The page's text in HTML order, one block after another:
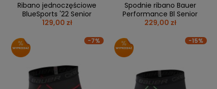
Ribano jednoczęściowe
BlueSports '22 Senior
129,00 zł
Spodnie ribano Bauer
Performance Bl Senior
229,00 zł
-7% -15%